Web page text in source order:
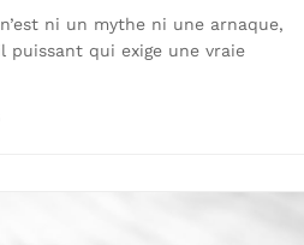
ni un mythe ni une arnaque,
puissant qui exige une vraie